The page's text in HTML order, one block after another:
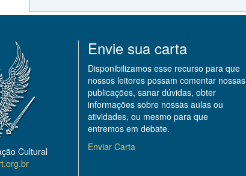
Cultural
Envie sua carta
Disponibilizamos esse recurso para que
nossos leitores possam comentar nossas
publicações, sanar dúvidas, obter
informações sobre nossas aulas ou
atividades, ou mesmo para que
entremos em debate.
Enviar Carta